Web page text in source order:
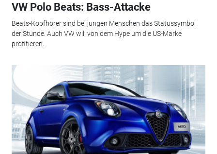
VW Polo Beats: Bass-Attacke
Beats-Kopfhörer sind bei jungen Menschen das Statussymbol
der Stunde. Auch VW will von dem Hype um die US-Marke
profitieren.